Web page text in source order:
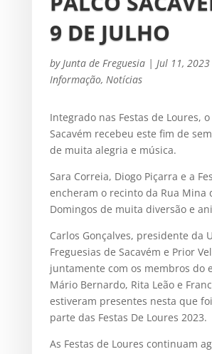
9 DE JULHO
by Junta de Freguesia| Jul 11, 2023
Informação, Notícias
Integrado nas Festas de Loures,
Sacavém recebeu este fim de
de muita alegria e música.
Sara Correia, Diogo Piçarra e a
encheram o recinto da Rua Mina
Domingos de muita diversão e
Carlos Gonçalves, presidente da
Freguesias de Sacavém e Prior
juntamente com os membros do
Mário Bernardo, Rita Leão e
estiveram presentes nesta que
parte das Festas De Loures 2023.
As Festas de Loures continuam